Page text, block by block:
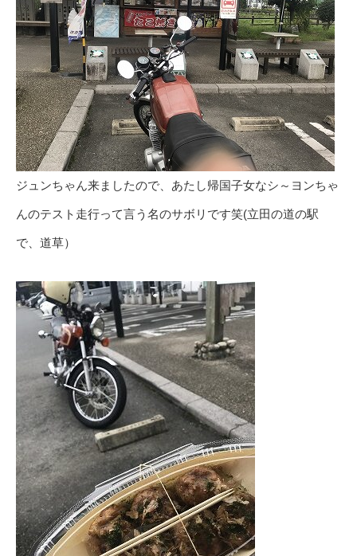
ジュンちゃん来ましたので、あたし帰国子女なシ～ヨンちゃ
んのテスト走行って言う名のサボリです笑(立田の道の駅
で、道草）